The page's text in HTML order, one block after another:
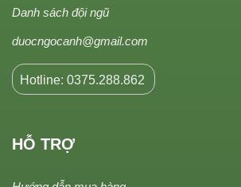
Danh sách đội ngũ
duocngocanh@gmail.com
Hotline: 0375.288.862
HỖ TRỢ